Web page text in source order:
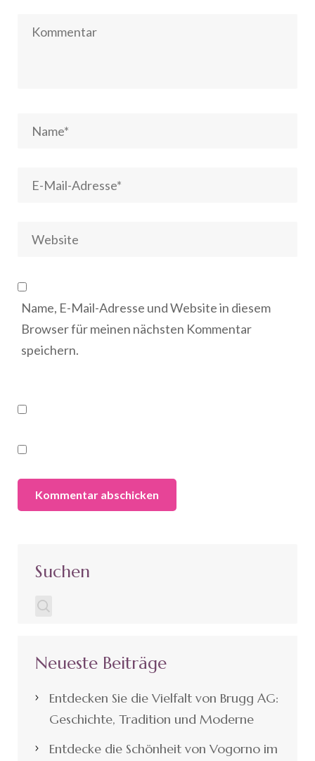
Name, E-Mail-Adresse und Website in diesem
Browser für meinen nächsten Kommentar
speichern.
Suchen
Neueste Beiträge
Entdecken Sie die Vielfalt von Brugg AG:
Geschichte, Tradition und Moderne
Entdecke die Schönheit von Vogorno im